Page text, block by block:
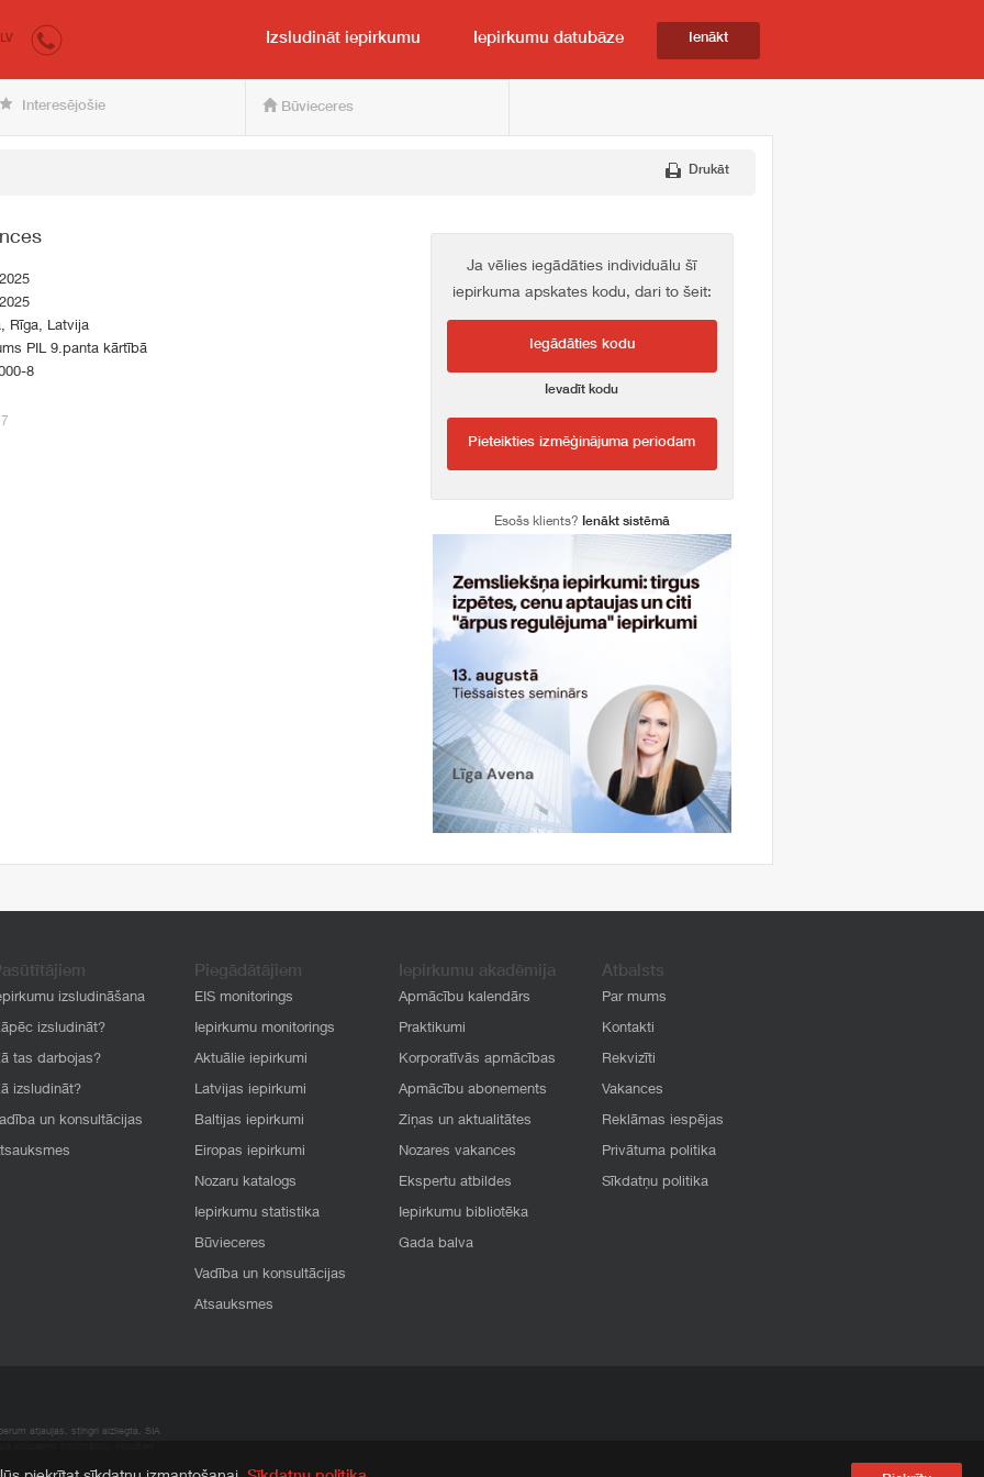
pircējam un pārdevējam
LV Izsludināt iepirkumu Iepirkumu datubāze Ienākt
Interesējošie Būvieceres
Drukāt
Rīga, Latvija
PIL 9.panta kārtībā
8
Ja vēlies iegādāties individuālu šī
iepirkuma apskates kodu, dari to šeit:
Iegādāties kodu
Ievadīt kodu
Pieteikties izmēģinājuma periodam
Esošs klients? Ienākt sistēmā
izsludināšana
izsludināt?
tas darbojas?
izsludināt?
un konsultācijas
Piegādātājiem
EIS monitorings
Iepirkumu monitorings
Aktuālie iepirkumi
Latvijas iepirkumi
Baltijas iepirkumi
Eiropas iepirkumi
Nozaru katalogs
Iepirkumu statistika
Būvieceres
Vadība un konsultācijas
Atsauksmes
Iepirkumu akadēmija
Apmācību kalendārs
Praktikumi
Korporatīvās apmācības
Apmācību abonements
Ziņas un aktualitātes
Nozares vakances
Ekspertu atbildes
Iepirkumu bibliotēka
Gada balva
Atbalsts
Par mums
Kontakti
Rekvizīti
Vakances
Reklāmas iespējas
Privātuma politika
Sīkdatņu politika
atļaujas, stingri aizliegta. SIA